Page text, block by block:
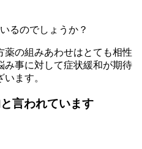
るのでしょうか？
薬の組みあわせはとても相性
み事に対して症状緩和が期待
ます。
言われています